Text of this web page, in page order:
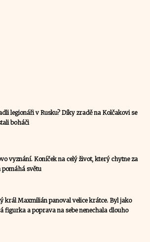
legionáři v Rusku? Díky zradě na Kolčakovi se
boháči
vyznání. Koníček na celý život, který chytne za
pomáhá světu
král Maxmilián panoval velice krátce. Byl jako
figurka a poprava na sebe nenechala dlouho